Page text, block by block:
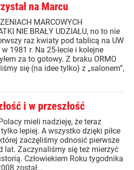
na Marcu
MARCOWYCH
NIE BRAŁY UDZIAŁU, no to nie
raz kwiaty pod tablicą na UW
w 1981 r. Na 25-lecie i kolejne
za to gotowy. Z braku ORMO
się (na idee tylko) z „salonem”,
i w przeszłość
mieli nadzieję, że teraz
lepiej. A wszystko dzięki piłce
zaczęliśmy odnosić pierwsze
lat. Zaczynaliśmy się też mierzyć
Człowiekiem Roku tygodnika
został...